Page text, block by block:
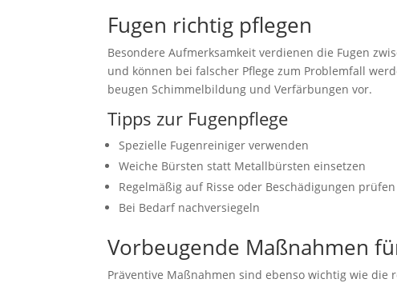
Fugen richtig pflegen
Besondere Aufmerksamkeit verdienen die Fugen
und können bei falscher Pflege zum Problemfall
beugen Schimmelbildung und Verfärbungen vor.
Tipps zur Fugenpflege
Spezielle Fugenreiniger verwenden
Weiche Bürsten statt Metallbürsten einsetzen
Regelmäßig auf Risse oder Beschädigungen prüfen
Bei Bedarf nachversiegeln
Vorbeugende Maßnahmen
Präventive Maßnahmen sind ebenso wichtig wie die